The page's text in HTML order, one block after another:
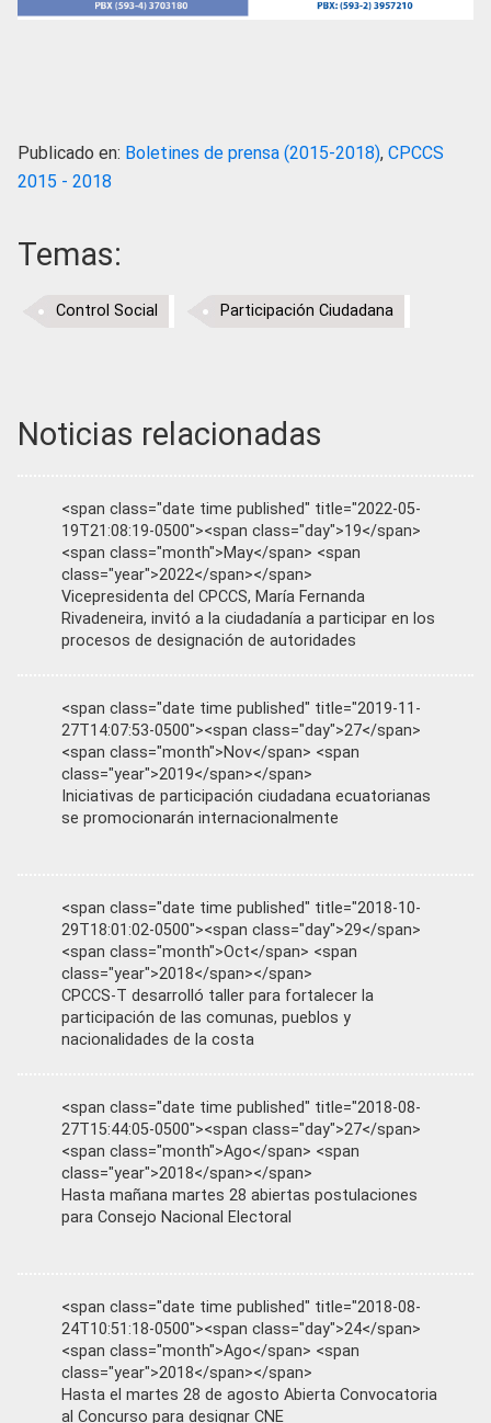
Publicado en: Boletines de prensa (2015-2018), CPCCS
2015 - 2018
Temas:
Control Social Participación Ciudadana
Noticias relacionadas
<span class="date time published" title="2022-05-
19T21:08:19-0500"><span class="day">19</span>
<span class="month">May</span> <span
class="year">2022</span></span>
Vicepresidenta del CPCCS, María Fernanda
Rivadeneira, invitó a la ciudadanía a participar en los
procesos de designación de autoridades
<span class="date time published" title="2019-11-
27T14:07:53-0500"><span class="day">27</span>
<span class="month">Nov</span> <span
class="year">2019</span></span>
Iniciativas de participación ciudadana ecuatorianas
se promocionarán internacionalmente
<span class="date time published" title="2018-10-
29T18:01:02-0500"><span class="day">29</span>
<span class="month">Oct</span> <span
class="year">2018</span></span>
CPCCS-T desarrolló taller para fortalecer la
participación de las comunas, pueblos y
nacionalidades de la costa
<span class="date time published" title="2018-08-
27T15:44:05-0500"><span class="day">27</span>
<span class="month">Ago</span> <span
class="year">2018</span></span>
Hasta mañana martes 28 abiertas postulaciones
para Consejo Nacional Electoral
<span class="date time published" title="2018-08-
24T10:51:18-0500"><span class="day">24</span>
<span class="month">Ago</span> <span
class="year">2018</span></span>
Hasta el martes 28 de agosto Abierta Convocatoria
al Concurso para designar CNE